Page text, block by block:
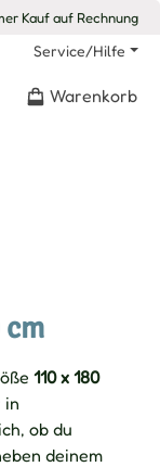
Kauf auf Rechnung
Service/Hilfe
dem Merkzettel
Warenkorb
110 x 180
in
ob du
deinem